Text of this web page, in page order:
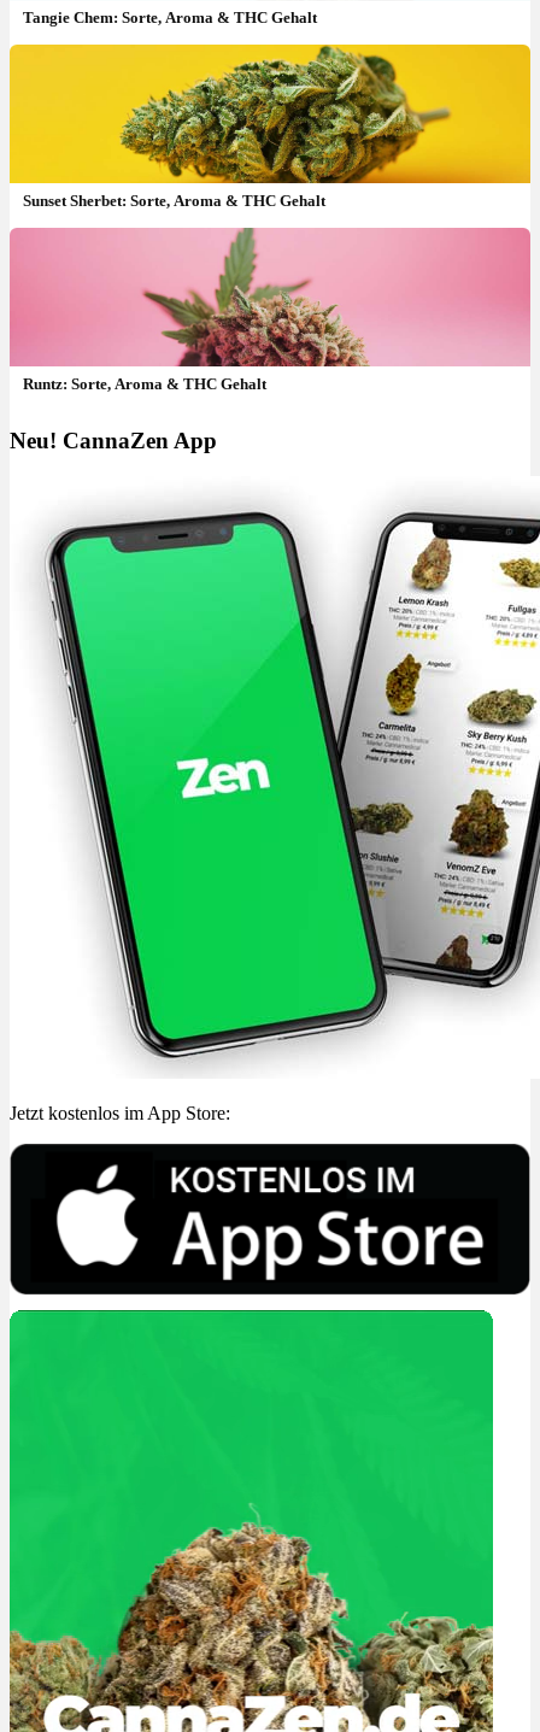
Tangie Chem: Sorte, Aroma & THC Gehalt
Sunset Sherbet: Sorte, Aroma & THC Gehalt
Runtz: Sorte, Aroma & THC Gehalt
Neu! CannaZen App
Jetzt kostenlos im App Store: